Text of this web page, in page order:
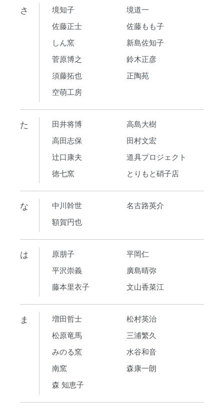
さ 境知子
境道一
佐藤正士
佐藤もも子
しん窯
新島佐知子
菅原博之
鈴木正彦
須藤拓也
正陶苑
空萌工房
た 田井将博
高島大樹
高田志保
田村文宏
辻口康夫
道具プロジェクト
徳七窯
とりもと硝子店
な 中川幹世
名古路英介
額賀円也
は 原朋子
平岡仁
平沢崇義
廣島晴弥
藤本里衣子
文山香菜江
ま 増田哲士
松村英治
松原竜馬
三浦繁久
みのる窯
水谷和音
南窯
森康一朗
森 知恵子